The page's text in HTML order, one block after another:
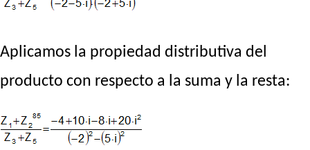
Aplicamos la propiedad distributiva del
producto con respecto a la suma y la resta: